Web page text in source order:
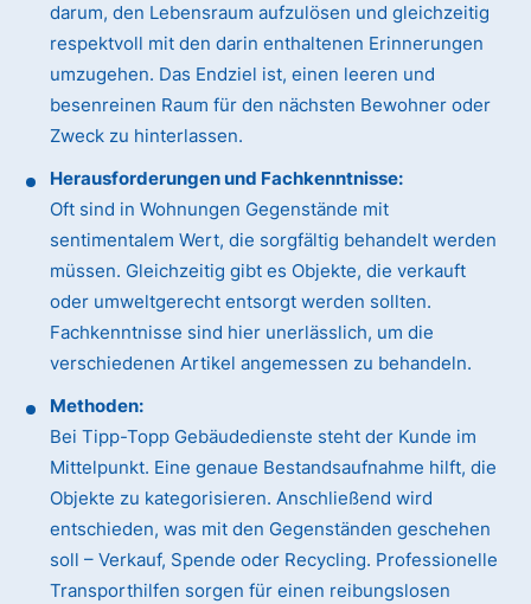
darum, den Lebensraum aufzulösen und gleichzeitig
respektvoll mit den darin enthaltenen Erinnerungen
umzugehen. Das Endziel ist, einen leeren und
besenreinen Raum für den nächsten Bewohner oder
Zweck zu hinterlassen.
Herausforderungen und Fachkenntnisse:
Oft sind in Wohnungen Gegenstände mit
sentimentalem Wert, die sorgfältig behandelt werden
müssen. Gleichzeitig gibt es Objekte, die verkauft
oder umweltgerecht entsorgt werden sollten.
Fachkenntnisse sind hier unerlässlich, um die
verschiedenen Artikel angemessen zu behandeln.
Methoden:
Bei Tipp-Topp Gebäudedienste steht der Kunde im
Mittelpunkt. Eine genaue Bestandsaufnahme hilft, die
Objekte zu kategorisieren. Anschließend wird
entschieden, was mit den Gegenständen geschehen
soll – Verkauf, Spende oder Recycling. Professionelle
Transporthilfen sorgen für einen reibungslosen